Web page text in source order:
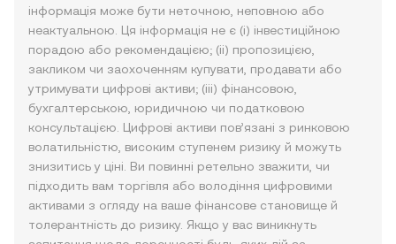
інформація може бути неточною, неповною або
неактуальною. Ця інформація не є (i) інвестиційною
порадою або рекомендацією; (ii) пропозицією,
закликом чи заохоченням купувати, продавати або
утримувати цифрові активи; (iii) фінансовою,
бухгалтерською, юридичною чи податковою
консультацією. Цифрові активи пов’язані з ринковою
волатильністю, високим ступенем ризику й можуть
знизитись у ціні. Ви повинні ретельно зважити, чи
підходить вам торгівля або володіння цифровими
активами з огляду на ваше фінансове становище й
толерантність до ризику. Якщо у вас виникнуть